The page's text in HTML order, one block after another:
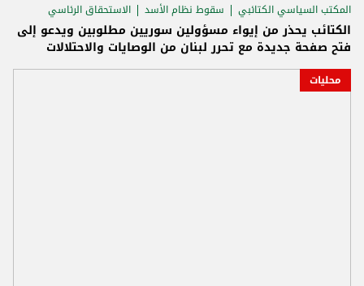
المكتب السياسي الكتائبي سقوط نظام الأسد الاستحقاق الرئاسي
الكتائب يحذر من إيواء مسؤولين سوريين مطلوبين ويدعو إلى
فتح صفحة جديدة مع تحرر لبنان من الوصايات والاحتلالات
محليات